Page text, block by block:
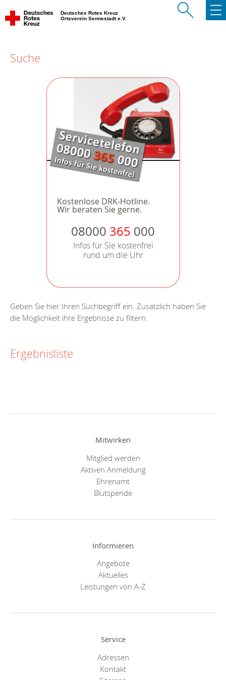
Deutsches Rotes Kreuz
Ortsverein Sennestadt e.V.
Suche
Kostenlose DRK-Hotline.
Wir beraten Sie gerne.
08000 365 000
Infos für Sie kostenfrei
rund um die Uhr
Geben Sie hier Ihren Suchbegriff ein. Zusätzlich haben Sie
die Möglichkeit ihre Ergebnisse zu filtern.
Ergebnisliste
Mitwirken
Mitglied werden
Aktiven Anmeldung
Ehrenamt
Blutspende
Informieren
Angebote
Aktuelles
Leistungen von A-Z
Service
Adressen
Kontakt